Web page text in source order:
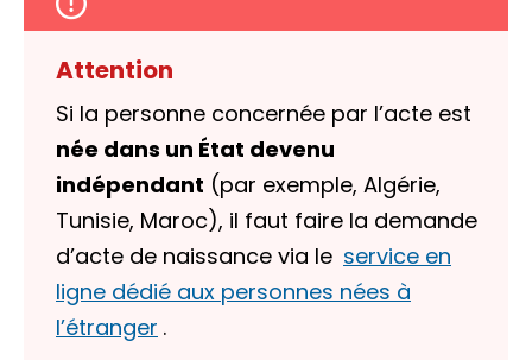
Attention
Si la personne concernée par l’acte est
née dans un État devenu
indépendant (par exemple, Algérie,
Tunisie, Maroc), il faut faire la demande
d’acte de naissance via le service en
ligne dédié aux personnes nées à
l’étranger .